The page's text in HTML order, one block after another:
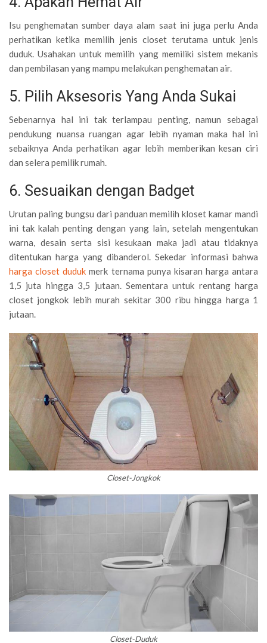
Isu penghematan sumber daya alam saat ini juga perlu Anda
perhatikan ketika memilih jenis closet terutama untuk jenis
duduk. Usahakan untuk memilih yang memiliki sistem mekanis
dan pembilasan yang mampu melakukan penghematan air.
5. Pilih Aksesoris Yang Anda Sukai
Sebenarnya hal ini tak terlampau penting, namun sebagai
pendukung nuansa ruangan agar lebih nyaman maka hal ini
sebaiknya Anda perhatikan agar lebih memberikan kesan ciri
dan selera pemilik rumah.
6. Sesuaikan dengan Badget
Urutan paling bungsu dari panduan memilih kloset kamar mandi
ini tak kalah penting dengan yang lain, setelah mengentukan
warna, desain serta sisi kesukaan maka jadi atau tidaknya
ditentukan harga yang dibanderol. Sekedar informasi bahwa
harga closet duduk merk ternama punya kisaran harga antara
1,5 juta hingga 3,5 jutaan. Sementara untuk rentang harga
closet jongkok lebih murah sekitar 300 ribu hingga harga 1
jutaan.
Closet-Jongkok
Closet-Duduk